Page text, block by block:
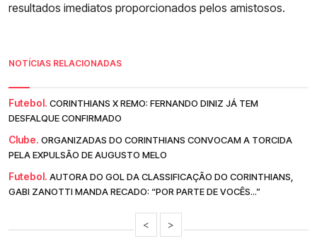
resultados imediatos proporcionados pelos amistosos.
NOTÍCIAS RELACIONADAS
Futebol. CORINTHIANS X REMO: FERNANDO DINIZ JÁ TEM
DESFALQUE CONFIRMADO
Clube. ORGANIZADAS DO CORINTHIANS CONVOCAM A TORCIDA
PELA EXPULSÃO DE AUGUSTO MELO
Futebol. AUTORA DO GOL DA CLASSIFICAÇÃO DO CORINTHIANS,
GABI ZANOTTI MANDA RECADO: “POR PARTE DE VOCÊS...”
< >